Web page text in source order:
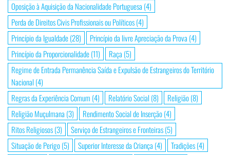
Oposição à Aquisição da Nacionalidade Portuguesa (4)
Perda de Direitos Civis Profissionais ou Políticos(4)
Princípio da Igualdade(28) Princípio da livre Apreciação da Prova (4)
Princípio da Proporcionalidade(11) Raça (5)
Regime de Entrada Permanência Saída e Expulsão de Estrangeiros do Território
Nacional (4)
Regras da Experiência Comum (4) Relatório Social (8) Religião(8)
Religião Muçulmana (3) Rendimento Social de Inserção(4)
Ritos Religiosos(3) Serviço de Estrangeiros e Fronteiras(5)
Situação de Perigo(5) Superior Interesse da Criança (4) Tradições(4)